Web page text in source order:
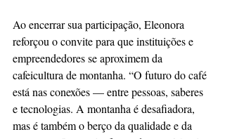
Ao encerrar sua participação, Eleonora
reforçou o convite para que instituições e
empreendedores se aproximem da
cafeicultura de montanha. “O futuro do café
está nas conexões — entre pessoas, saberes
e tecnologias. A montanha é desafiadora,
mas é também o berço da qualidade e da